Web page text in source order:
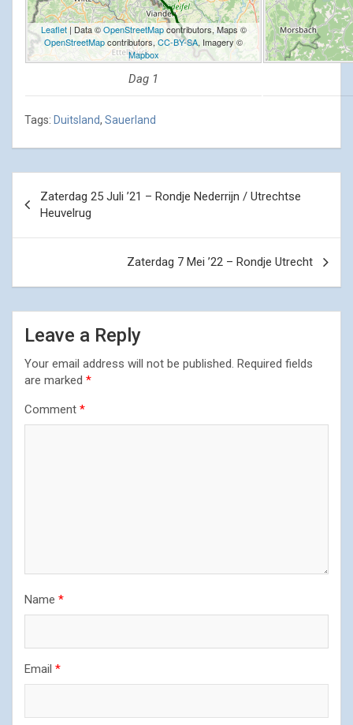
Leaflet| Data ©OpenStreetMapcontributors, Maps ©
OpenStreetMapcontributors,CC-BY-SA, Imagery ©
Mapbox
Dag 1
Tags: Duitsland, Sauerland
navigation
Zaterdag 25 Juli ’21 – Rondje Nederrijn / Utrechtse
Heuvelrug
Zaterdag 7 Mei ’22 – Rondje Utrecht
Leave a Reply
Your email address will not be published. Required fields
are marked *
Comment *
Name *
Email *